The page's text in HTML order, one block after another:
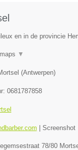
en in de provincie
▼
(Antwerpen)
0681787858
Screenshot
78/80